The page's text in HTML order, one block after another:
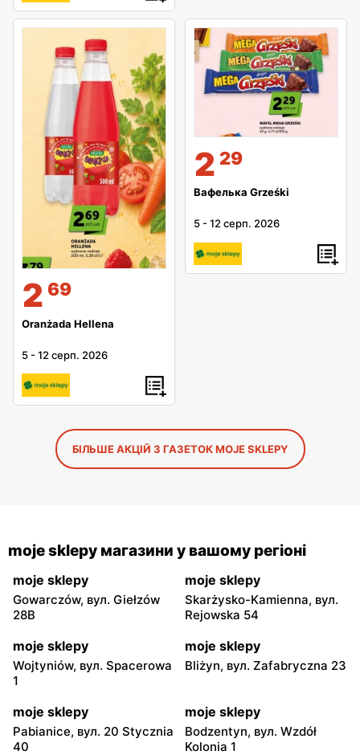
2 69
Oranżada Hellena
5 -12 серп. 2026
2 29
Вафелька Grześki
5 -12 серп. 2026
БІЛЬШЕ АКЦІЙ З ГАЗЕТОК MOJE SKLEPY
moje sklepy магазини у вашому регіоні
moje sklepy
Gowarczów, вул. Giełzów
28B
moje sklepy
Skarżysko-Kamienna, вул.
Rejowska 54
moje sklepy
Wojtyniów, вул. Spacerowa
1
moje sklepy
Bliżyn, вул. Zafabryczna 23
moje sklepy
Pabianice, вул. 20 Stycznia
40
moje sklepy
Bodzentyn, вул. Wzdół
Kolonia 1